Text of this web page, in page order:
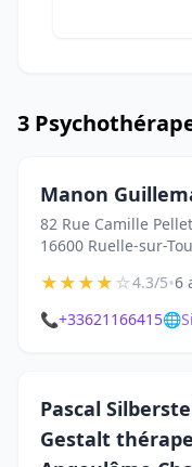
3
Manon
82 Rue Camille
16600 Ruelle-sur-
★★★★☆4.3/5•6
📞+33621166415🌐
Pascal
Gestalt